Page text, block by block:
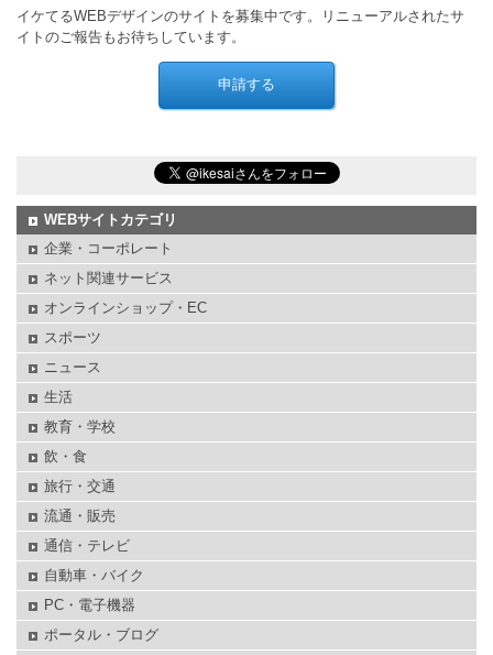
イケてるWEBデザインのサイトを募集中です。リニューアルされたサ
イトのご報告もお待ちしています。
WEBサイトカテゴリ
企業・コーポレート
ネット関連サービス
オンラインショップ・EC
スポーツ
ニュース
生活
教育・学校
飲・食
旅行・交通
流通・販売
通信・テレビ
自動車・バイク
PC・電子機器
ポータル・ブログ